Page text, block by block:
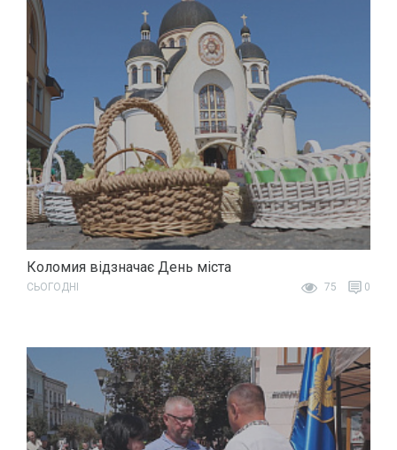
Коломия відзначає День міста
СЬОГОДНІ 75 0